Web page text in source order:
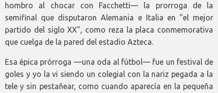
hombro al chocar con Facchetti— la prorroga de la
semifinal que disputaron Alemania e Italia en "el mejor
partido del siglo XX", como reza la placa conmemorativa
que cuelga de la pared del estadio Azteca.
Esa épica prórroga —una oda al fútbol— fue un festival de
goles y yo la vi siendo un colegial con la nariz pegada a la
tele y sin pestañear, como cuando aparecía en la pequeña